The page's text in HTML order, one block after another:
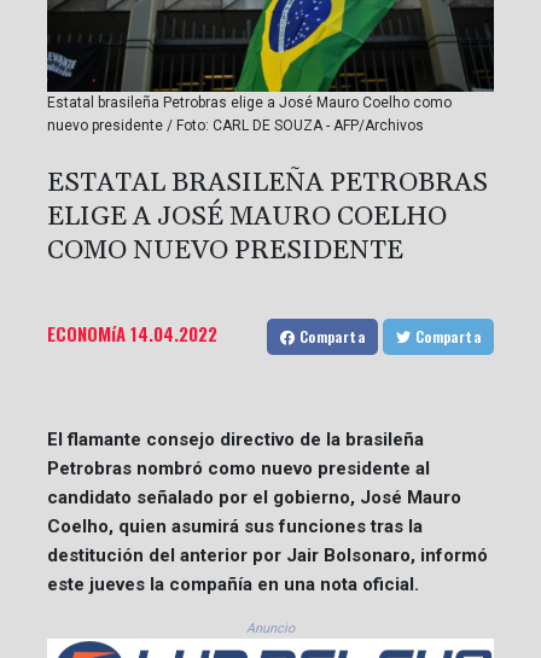
Estatal brasileña Petrobras elige a José Mauro Coelho como
nuevo presidente / Foto: CARL DE SOUZA - AFP/Archivos
ESTATAL BRASILEÑA PETROBRAS
ELIGE A JOSÉ MAURO COELHO
COMO NUEVO PRESIDENTE
ECONOMíA14.04.2022 Comparta Comparta
El flamante consejo directivo de la brasileña
Petrobras nombró como nuevo presidente al
candidato señalado por el gobierno, José Mauro
Coelho, quien asumirá sus funciones tras la
destitución del anterior por Jair Bolsonaro, informó
este jueves la compañía en una nota oficial.
Anuncio